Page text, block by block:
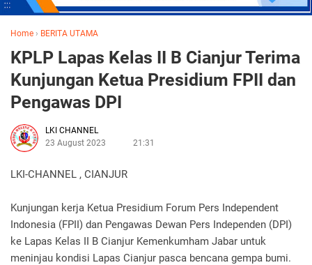
Home › BERITA UTAMA
KPLP Lapas Kelas II B Cianjur Terima
Kunjungan Ketua Presidium FPII dan
Pengawas DPI
LKI CHANNEL
23 August 2023
21:31
LKI-CHANNEL , CIANJUR
Kunjungan kerja Ketua Presidium Forum Pers Independent
Indonesia (FPII) dan Pengawas Dewan Pers Independen (DPI)
ke Lapas Kelas II B Cianjur Kemenkumham Jabar untuk
meninjau kondisi Lapas Cianjur pasca bencana gempa bumi.